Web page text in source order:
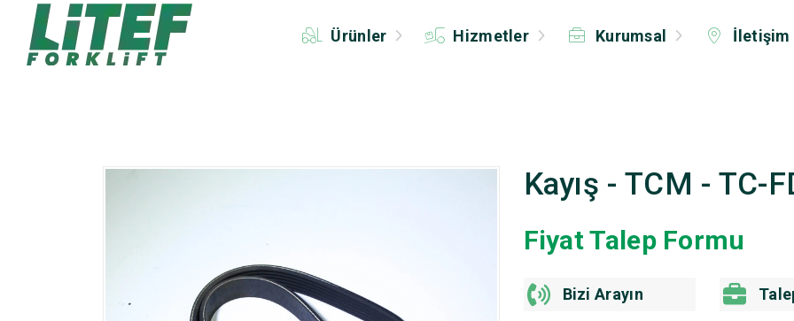
Ürünler Hizmetler Kurumsal İletişim
Kayış - TCM - TC-
Fiyat Talep Formu
Bizi Arayın